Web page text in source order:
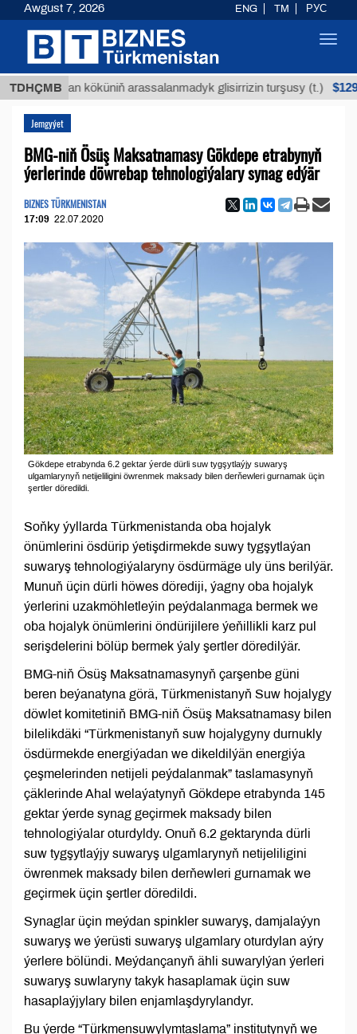
TDHÇMB
Buýan köküniň arassalanmadyk glisirrizin turşusy (t.) $12935,18
Jemgyýet
BMG-niň Ösüş Maksatnamasy Gökdepe etrabynyň
ýerlerinde döwrebap tehnologiýalary synag edýär
BIZNES TÜRKMENISTAN
17:09 22.07.2020
Gökdepe etrabynda 6.2 gektar ýerde dürli suw tygşytlaýjy suwaryş
ulgamlarynyň netijeliligini öwrenmek maksady bilen derňewleri gurnamak üçin
şertler döredildi.
Soňky ýyllarda Türkmenistanda oba hojalyk
önümlerini ösdürip ýetişdirmekde suwy tygşytlaýan
suwaryş tehnologiýalaryny ösdürmäge uly üns berilýär.
Munuň üçin dürli höwes dörediji, ýagny oba hojalyk
ýerlerini uzakmöhletleýin peýdalanmaga bermek we
oba hojalyk önümlerini öndürijilere ýeňillikli karz pul
serişdelerini bölüp bermek ýaly şertler döredilýär.
BMG-niň Ösüş Maksatnamasynyň çarşenbe güni
beren beýanatyna görä, Türkmenistanyň Suw hojalygy
döwlet komitetiniň BMG-niň Ösüş Maksatnamasy bilen
bilelikdäki “Türkmenistanyň suw hojalygyny durnukly
ösdürmekde energiýadan we dikeldilýän energiýa
çeşmelerinden netijeli peýdalanmak” taslamasynyň
çäklerinde Ahal welaýatynyň Gökdepe etrabynda 145
gektar ýerde synag geçirmek maksady bilen
tehnologiýalar oturdyldy. Onuň 6.2 gektarynda dürli
suw tygşytlaýjy suwaryş ulgamlarynyň netijeliligini
öwrenmek maksady bilen derňewleri gurnamak we
geçirmek üçin şertler döredildi.
Synaglar üçin meýdan spinkler suwaryş, damjalaýyn
suwaryş we ýerüsti suwaryş ulgamlary oturdylan aýry
ýerlere bölündi. Meýdançanyň ähli suwarylýan ýerleri
suwaryş suwlaryny takyk hasaplamak üçin suw
hasaplaýjylary bilen enjamlaşdyrylandyr.
Bu ýerde “Türkmensuwylymtaslama” institutynyň we
Awgust 7, 2026 ENG TM РУС